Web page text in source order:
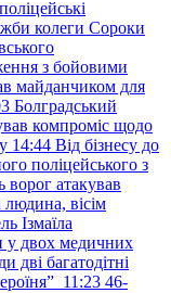
колеги Сороки
з бойовими
майданчиком для
Болградський
компроміс щодо
14:44 Від бізнесу до
поліцейського з
ворог атакував
вісім
Ізмаїла
у двох медичних
дві багатодітні
11:23 46-